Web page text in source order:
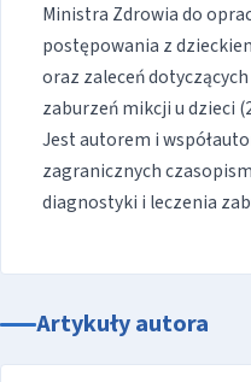
Ministra Zdrowia do
postępowania z
oraz zaleceń
zaburzeń mikcji u dzieci
Jest autorem i
zagranicznych
diagnostyki i leczenia
Artykuły autora